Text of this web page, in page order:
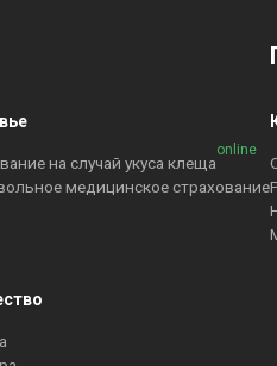
на случай укуса клеща
online
медицинское страхование